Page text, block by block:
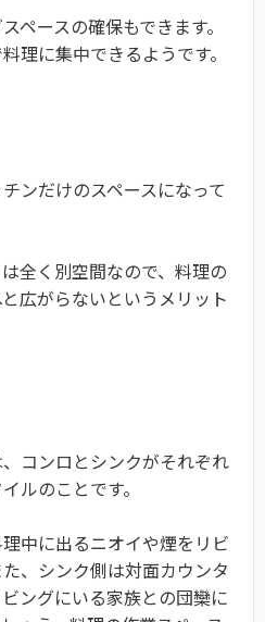
ペースの確保もできます。
理に集中できるようです。
ンだけのスペースになって
全く別空間なので、料理の
広がらないというメリット
コンロとシンクがそれぞれ
ルのことです。
中に出るニオイや煙をリビ
、シンク側は対面カウンタ
ングにいる家族との団欒に